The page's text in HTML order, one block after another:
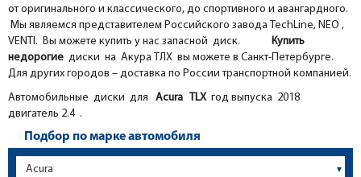
от оригинального и классического, до спортивного и авангардного.
Мы являемся представителем Российского завода TechLine, NEO ,
VENTI. Вы можете купить у нас запасной диск. Купить
недорогие диски на Акура ТЛХ вы можете в Санкт-Петербурге.
Для других городов – доставка по России транспортной компанией.
Автомобильные диски для
Acura TLXгод выпуска 2018
двигатель 2.4 .
Подбор по марке автомобиля